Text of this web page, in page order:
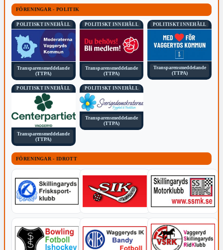
FÖRENINGAR - POLITIK
POLITISKT INNEHÅLL
Transparensmeddelande
(TTPA)
POLITISKT INNEHÅLL
Transparensmeddelande
(TTPA)
POLITISKT INNEHÅLL
Transparensmeddelande
(TTPA)
POLITISKT INNEHÅLL
Transparensmeddelande
(TTPA)
POLITISKT INNEHÅLL
Transparensmeddelande
(TTPA)
FÖRENINGAR - IDROTT